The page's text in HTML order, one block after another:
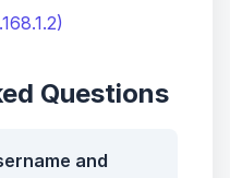
Questions
and